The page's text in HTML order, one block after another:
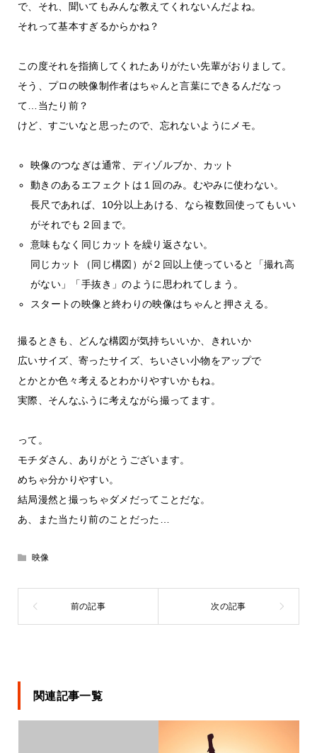
で、それ、聞いてもみんな教えてくれないんだよね。
それって基本すぎるからかね？
この度それを指摘してくれたありがたい先輩がおりまして。
そう、プロの映像制作者はちゃんと言葉にできるんだなっ
て…当たり前？
けど、すごいなと思ったので、忘れないようにメモ。
映像のつなぎは通常、ディゾルブか、カット
動きのあるエフェクトは１回のみ。むやみに使わない。
長尺であれば、10分以上あける、なら複数回使ってもいい
がそれでも２回まで。
意味もなく同じカットを繰り返さない。
同じカット（同じ構図）が２回以上使っていると「撮れ高
がない」「手抜き」のように思われてしまう。
スタートの映像と終わりの映像はちゃんと押さえる。
撮るときも、どんな構図が気持ちいいか、きれいか
広いサイズ、寄ったサイズ、ちいさい小物をアップで
とかとか色々考えるとわかりやすいかもね。
実際、そんなふうに考えながら撮ってます。
って。
モチダさん、ありがとうございます。
めちゃ分かりやすい。
結局漫然と撮っちゃダメだってことだな。
あ、また当たり前のことだった…
映像
関連記事一覧